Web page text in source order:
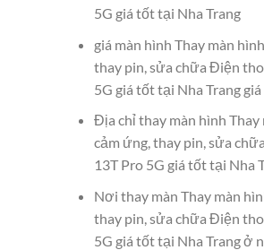
5G giá tốt tại Nha Trang
giá màn hình Thay màn
thay pin, sửa chữa Điện
5G giá tốt tại Nha Trang giá
Địa chỉ thay màn hình Thay
cảm ứng, thay pin, sửa
13T Pro 5G giá tốt tại Nha
Nơi thay màn Thay màn
thay pin, sửa chữa Điện
5G giá tốt tại Nha Trang ở